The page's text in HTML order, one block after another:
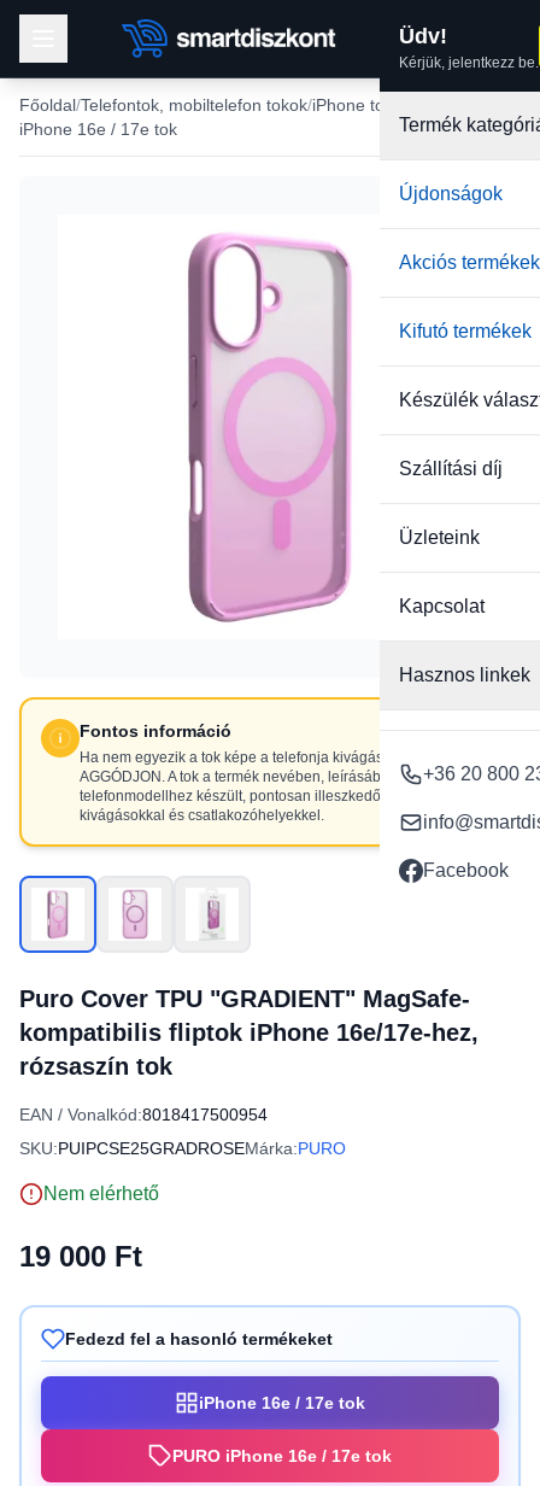
Üdv!
Kérjük, jelentkezz be.
Termék
Újdonságok
Akciós termékek
Kifutó termékek
Készülék
Szállítási díj
Üzleteink
Kapcsolat
Hasznos linkek
+36 20 800
Facebook
Főoldal Telefontok, mobiltelefon tokok iPhone tokok
iPhone 16e / 17e tok
Fontos információ
Ha nem egyezik a tok képe a telefonja kivágásaival, NE
AGGÓDJON. A tok a termék nevében, leírásában szereplő
telefonmodellhez készült, pontosan illeszkedő
kivágásokkal és csatlakozóhelyekkel.
Puro Cover TPU "GRADIENT" MagSafe-
kompatibilis fliptok iPhone 16e/17e-hez,
rózsaszín tok
EAN / Vonalkód:8018417500954
SKU:PUIPCSE25GRADROSEMárka:PURO
Nem elérhető
19 000 Ft
Fedezd fel a hasonló termékeket
iPhone 16e / 17e tok
PURO iPhone 16e / 17e tok